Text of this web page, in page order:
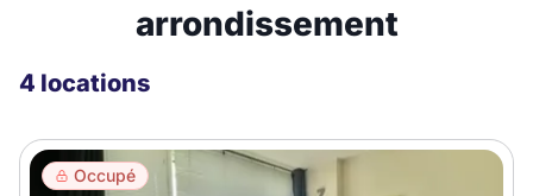
Montant du loyer
arrondissement
4 locations
Occupé